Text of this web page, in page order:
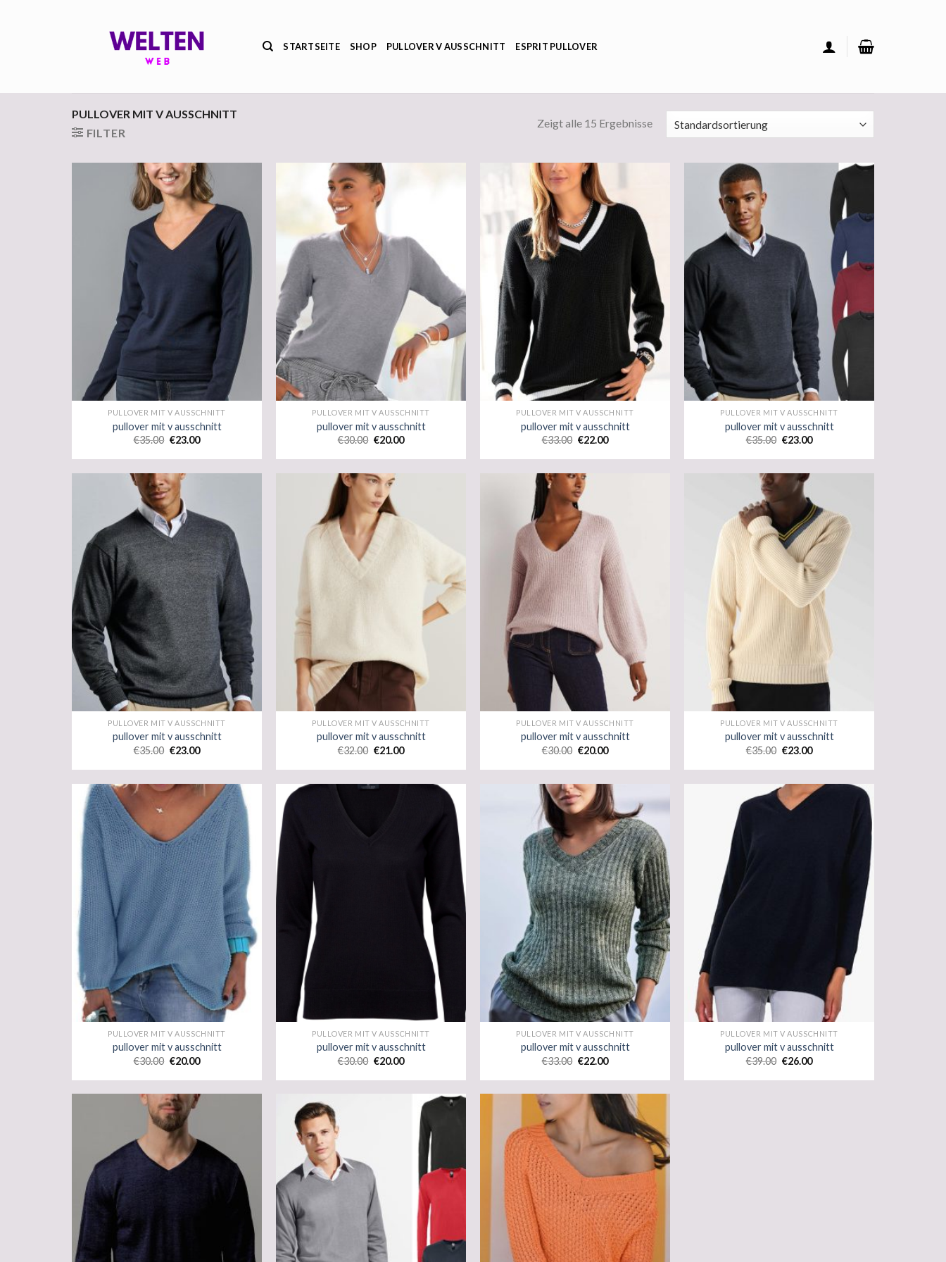
STARTSEITE SHOP PULLOVER V AUSSCHNITT ESPRIT PULLOVER
PULLOVER MIT V AUSSCHNITT
FILTER
Zeigt alle 15 Ergebnisse
PULLOVER MIT V AUSSCHNITT
pullover mit v ausschnitt
€35.00 €23.00
PULLOVER MIT V AUSSCHNITT
pullover mit v ausschnitt
€30.00 €20.00
PULLOVER MIT V AUSSCHNITT
pullover mit v ausschnitt
€33.00 €22.00
PULLOVER MIT V AUSSCHNITT
pullover mit v ausschnitt
€35.00 €23.00
PULLOVER MIT V AUSSCHNITT
pullover mit v ausschnitt
€35.00 €23.00
PULLOVER MIT V AUSSCHNITT
pullover mit v ausschnitt
€32.00 €21.00
PULLOVER MIT V AUSSCHNITT
pullover mit v ausschnitt
€30.00 €20.00
PULLOVER MIT V AUSSCHNITT
pullover mit v ausschnitt
€35.00 €23.00
PULLOVER MIT V AUSSCHNITT
pullover mit v ausschnitt
€30.00 €20.00
PULLOVER MIT V AUSSCHNITT
pullover mit v ausschnitt
€30.00 €20.00
PULLOVER MIT V AUSSCHNITT
pullover mit v ausschnitt
€33.00 €22.00
PULLOVER MIT V AUSSCHNITT
pullover mit v ausschnitt
€39.00 €26.00